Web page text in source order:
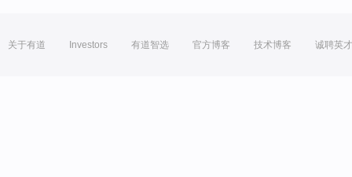
关于有道 Investors 有道智选 官方博客 技术博客 诚聘英才